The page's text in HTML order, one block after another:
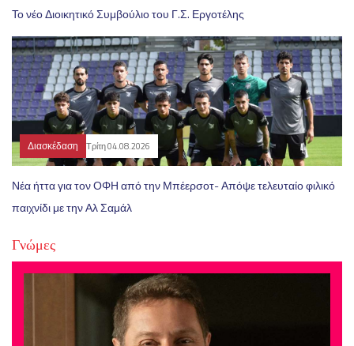
Το νέο Διοικητικό Συμβούλιο του Γ.Σ. Εργοτέλης
Διασκέδαση Τρίτη 04.08.2026
Νέα ήττα για τον ΟΦΗ από την Μπέερσοτ- Απόψε τελευταίο φιλικό
παιχνίδι με την Αλ Σαμάλ
Γνώμες